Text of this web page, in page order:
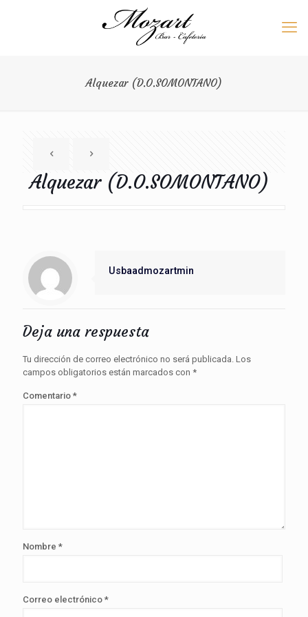
Alquezar (D.O.SOMONTANO)
Alquezar (D.O.SOMONTANO)
Usbaadmozartmin
Deja una respuesta
Tu dirección de correo electrónico no será publicada. Los
campos obligatorios están marcados con *
Comentario *
Nombre *
Correo electrónico *